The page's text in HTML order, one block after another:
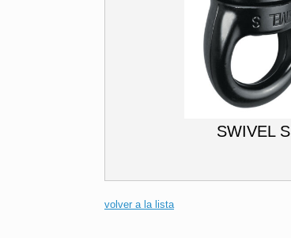
SWIVEL S
volver a la lista